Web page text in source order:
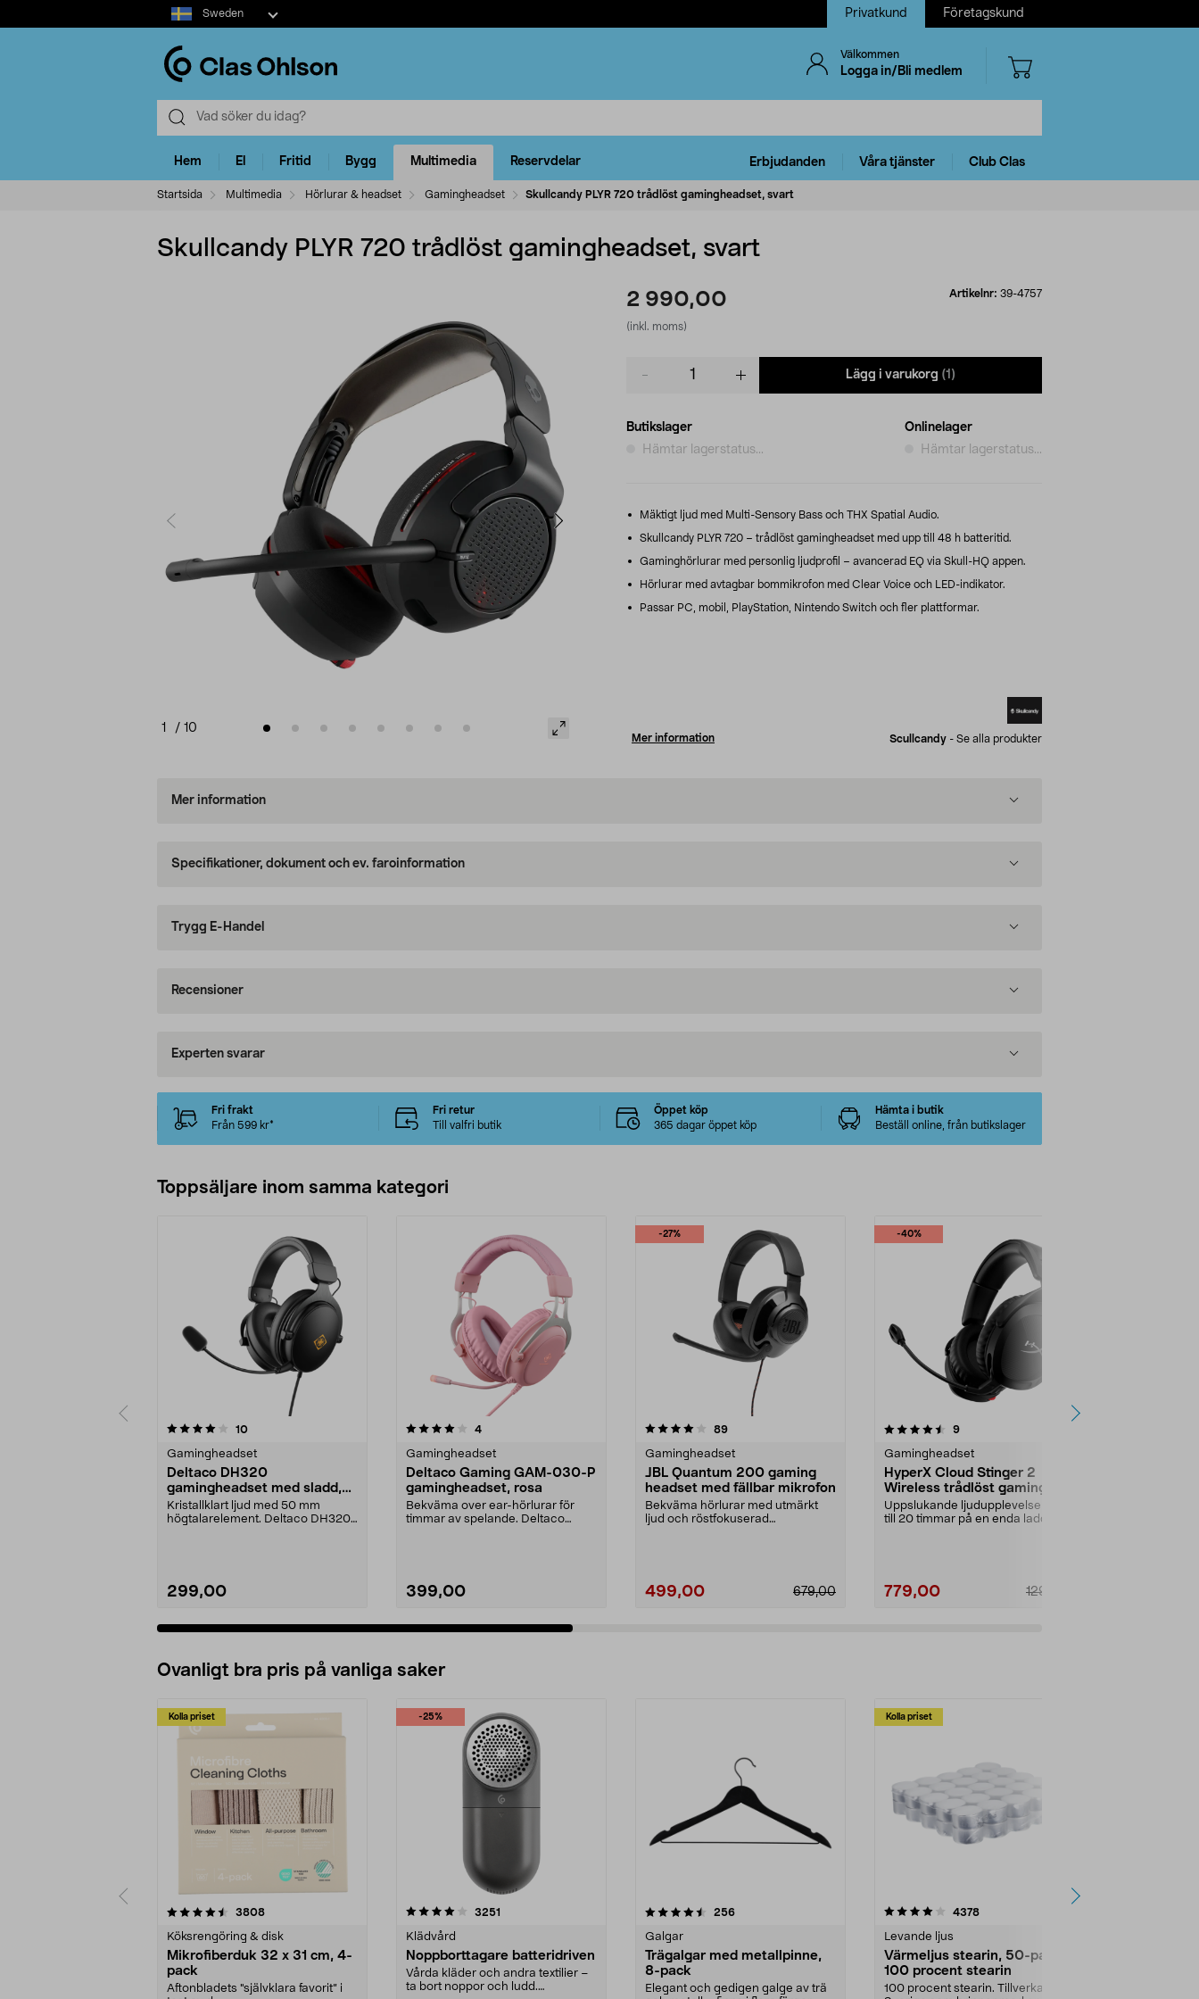
Select
market
Sweden Privatkund Företagskund
Välkommen
Logga in/Bli medlem
Hem El Fritid Bygg Multimedia Reservdelar Erbjudanden Våra tjänster Club Clas
Startsida Multimedia Hörlurar & headset Gamingheadset Skullcandy PLYR 720 trådlöst gamingheadset, svart
Skullcandy PLYR 720 trådlöst gamingheadset, svart
1 / 10
2 990,00
(inkl. moms)
Artikelnr: 39-4757
Lägg i varukorg (1)
Butikslager
Hämtar lagerstatus...
Onlinelager
Hämtar lagerstatus...
Mäktigt ljud med Multi-Sensory Bass och THX Spatial Audio.
Skullcandy PLYR 720 – trådlöst gamingheadset med upp till 48 h batteritid.
Gaminghörlurar med personlig ljudprofil – avancerad EQ via Skull-HQ appen.
Hörlurar med avtagbar bommikrofon med Clear Voice och LED-indikator.
Passar PC, mobil, PlayStation, Nintendo Switch och fler plattformar.
Mer information Scullcandy - Se alla produkter
Mer information
Specifikationer, dokument och ev. faroinformation
Trygg E-Handel
Recensioner
Experten svarar
Fri frakt
Från 599 kr*
Fri retur
Till valfri butik
Öppet köp
365 dagar öppet köp
Hämta i butik
Beställ online, från butikslager
Toppsäljare inom samma kategori
10recensioner
Gamingheadset
Deltaco DH320
gamingheadset med sladd,
GAM-190
Kristallklart ljud med 50 mm
högtalarelement. Deltaco DH320
299,00
4.0 av 5 stjärnor 4recensioner
Gamingheadset
Deltaco Gaming GAM-030-P
gamingheadset, rosa
Bekväma over ear-hörlurar för
timmar av spelande. Deltaco
399,00
-27%
4.0 av 5 stjärnor 89recensioner
Gamingheadset
JBL Quantum 200 gaming
headset med fällbar mikrofon
Bekväma hörlurar med utmärkt
ljud och röstfokuserad
499,00 679,00
-40%
4.5 av 5 stjärnor 9recensioner
Gamingheadset
HyperX Cloud Stinger 2
Wireless trådlöst gaming-
headset
Uppslukande ljudupplevelse i upp
till 20 timmar på en enda laddning.
779,00 1290,00
5.0 av 5 stjärnor
Ovanligt bra pris på vanliga saker
Kolla priset
3808recensioner
Köksrengöring & disk
Mikrofiberduk 32 x 31 cm, 4-
pack
Aftonbladets "självklara favorit” i
-25%
4.0av 5 stjärnor 3251
Klädvård
Noppborttagare batteridriven
Vårda kläder och andra textilier –
ta bort noppor och ludd.
4.5av 5 stjärnor 256recensioner
Galgar
Trägalgar med metallpinne,
8-pack
Elegant och gedigen galge av trä
Kolla priset
4.0av 5 stjärnor 4378recensioner
Levande ljus
Värmeljus stearin, 50-pack,
100 procent stearin
100 procent stearin. Tillverkade i
4.5av 5 stjärnor